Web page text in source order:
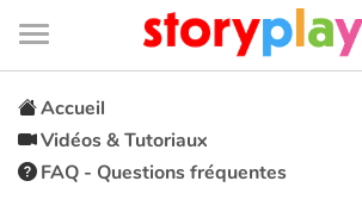
Connexion
Bibliothèque
de
page
Menu
Je me connecte
Accueil
Vidéos & Tutoriaux
FAQ - Questions fréquentes